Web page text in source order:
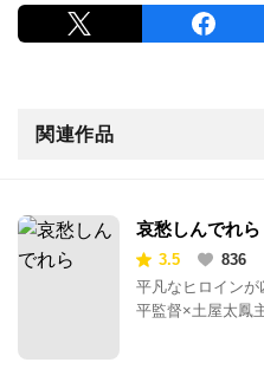
関連作品
哀愁しんでれら
3.5
836
平凡なヒロイン
平監督×土屋太鳳